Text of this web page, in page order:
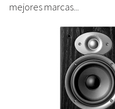
mejores marcas...